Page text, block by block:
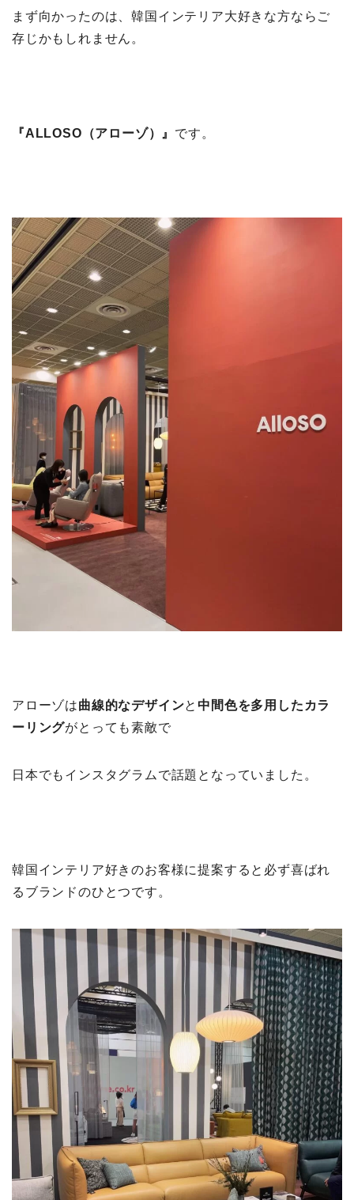
まず向かったのは、韓国インテリア大好きな方ならご
存じかもしれません。
『ALLOSO（アローゾ）』 です。
アローゾは曲線的なデザインと中間色を多用したカラ
ーリングがとっても素敵で
日本でもインスタグラムで話題となっていました。
韓国インテリア好きのお客様に提案すると必ず喜ばれ
るブランドのひとつです。